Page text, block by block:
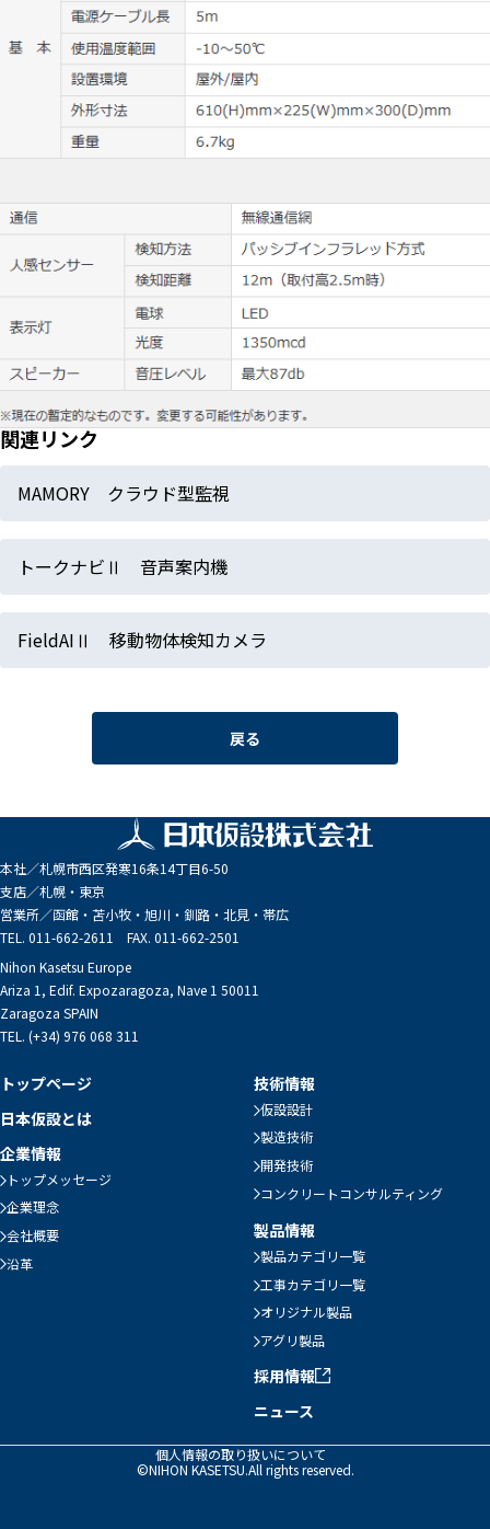
関連リンク
MAMORY クラウド型監視
トークナビⅡ 音声案内機
FieldAIⅡ 移動物体検知カメラ
戻る
本社／札幌市西区発寒16条14丁目6-50
支店／札幌・東京
営業所／函館・苫小牧・旭川・釧路・北見・帯広
TEL. 011-662-2611 FAX. 011-662-2501
Nihon Kasetsu Europe
Ariza 1, Edif. Expozaragoza, Nave 1 50011
Zaragoza SPAIN
TEL. (+34) 976 068 311
トップページ
日本仮設とは
企業情報
トップメッセージ
企業理念
会社概要
沿革
技術情報
仮設設計
製造技術
開発技術
コンクリートコンサルティング
製品情報
製品カテゴリ一覧
工事カテゴリ一覧
オリジナル製品
アグリ製品
採用情報
ニュース
個人情報の取り扱いについて
©NIHON KASETSU.All rights reserved.